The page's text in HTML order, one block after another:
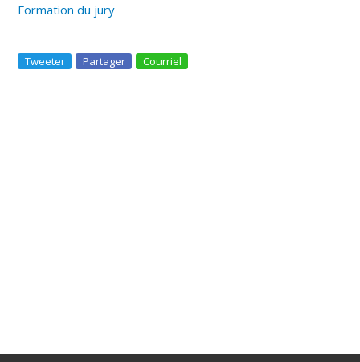
Formation du jury
Tweeter Partager Courriel